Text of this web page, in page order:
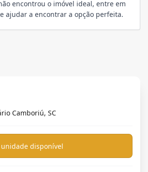
encontrou o imóvel ideal, entre em
ajudar a encontrar a opção perfeita.
Camboriú, SC
disponível